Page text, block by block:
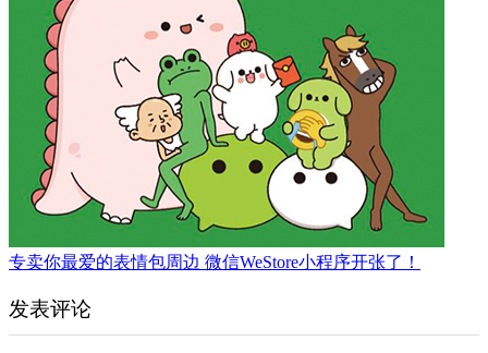
专卖你最爱的表情包周边 微信WeStore小程序开张了！
发表评论